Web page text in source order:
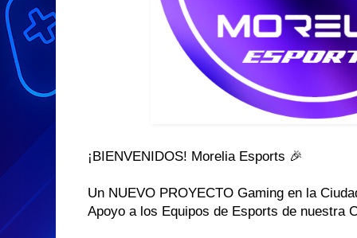
¡BIENVENIDOS! Morelia Esports 🎉
Un NUEVO PROYECTO Gaming en la
Apoyo a los Equipos de Esports de nuestra